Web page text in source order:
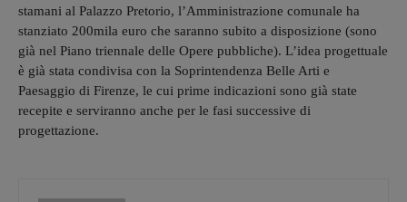
stamani al Palazzo Pretorio, l’Amministrazione comunale ha
stanziato 200mila euro che saranno subito a disposizione (sono
già nel Piano triennale delle Opere pubbliche). L’idea progettuale
è già stata condivisa con la Soprintendenza Belle Arti e
Paesaggio di Firenze, le cui prime indicazioni sono già state
recepite e serviranno anche per le fasi successive di
progettazione.